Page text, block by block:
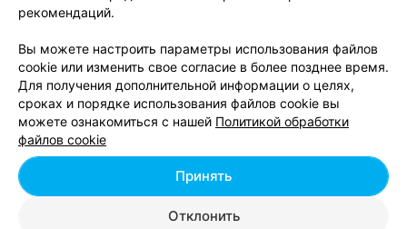
Пользовательское соглашение
Связаться по вопросам сотрудничества
Написать руководителю relax.by
Персональные настройки cookie
Обработка персональных данных
| 220012, Республика Беларусь, г. Минск,
рекомендаций.
Вы можете настроить параметры использования файлов
cookie или изменить свое согласие в более позднее время.
Для получения дополнительной информации о целях,
сроках и порядке использования файлов cookie вы
можете ознакомиться с нашей Политикой обработки
файлов cookie
Отклонить
Принять